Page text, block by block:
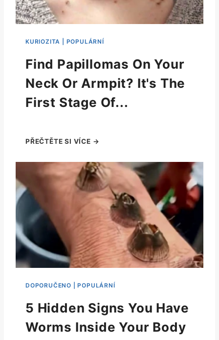
Find Papillomas On Your
Neck Or Armpit? It's The
First Stage Of...
5 Hidden Signs You Have
Worms Inside Your Body